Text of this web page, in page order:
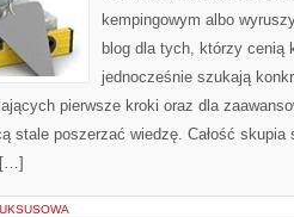
kempingowym albo
blog dla tych, którzy cenią
jednocześnie szukają
pierwsze kroki oraz dla
stale poszerzać wiedzę. Całość skupia
[…]